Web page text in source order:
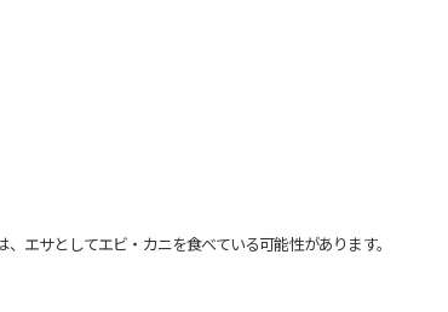
エサとしてエビ・カニを食べている可能性があります。